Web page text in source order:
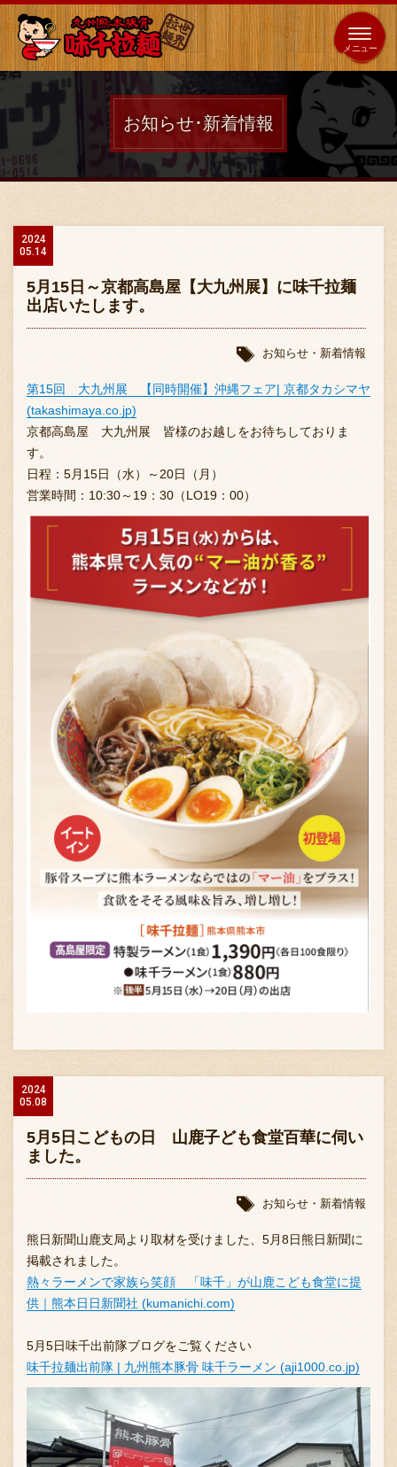
全国
展開 海外 653 店 64 店
ホーム
店舗案内
味千の取り組み
ブランド一覧
FC加盟店募集
会社案内
お知らせ
採用情報
〒869-1107 熊本県菊池郡菊陽町辛川448
TEL:096-349-2222
FAX:096-349-2288
お知らせ･新着情報
2024
05.14
5月15日～京都高島屋【大九州展】に味千拉麺
出店いたします。
お知らせ・新着情報
第15回 大九州展 【同時開催】沖縄フェア| 京都タカシマヤ
(takashimaya.co.jp)
京都高島屋 大九州展 皆様のお越しをお待ちしておりま
す。
日程：5月15日（水）～20日（月）
営業時間：10:30～19：30（LO19：00）
2024
05.08
5月5日こどもの日 山鹿子ども食堂百華に伺い
ました。
お知らせ・新着情報
熊日新聞山鹿支局より取材を受けました、5月8日熊日新聞に
掲載されました。
熱々ラーメンで家族ら笑顔 「味千」が山鹿こども食堂に提
供｜熊本日日新聞社 (kumanichi.com)
5月5日味千出前隊ブログをご覧ください
味千拉麺出前隊 | 九州熊本豚骨 味千ラーメン (aji1000.co.jp)